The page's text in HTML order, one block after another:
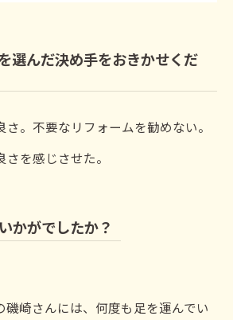
選んだ決め手をおきかせくだ
。不要なリフォームを勧めない。
を感じさせた。
かがでしたか？
磯崎さんには、何度も足を運んでい